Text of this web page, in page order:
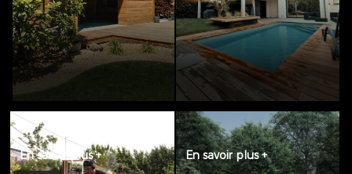
En savoir plus + En savoir plus +